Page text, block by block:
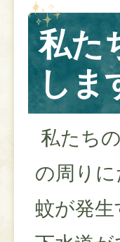
私た
しま
私たち
の周り
蚊が発